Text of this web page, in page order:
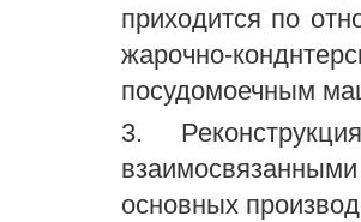
приходится по
жарочно-
посудомоечным
3.
основных